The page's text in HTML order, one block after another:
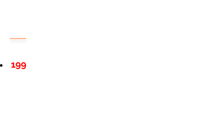
199